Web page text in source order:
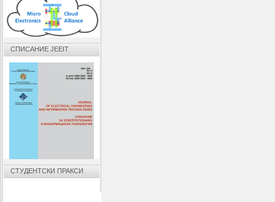
СПИСАНИЕ JEEIT
СТУДЕНТСКИ ПРАКСИ